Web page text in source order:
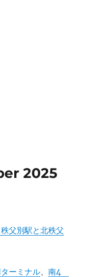
2025
秩父別駅と北秩父
ーミナル、南4